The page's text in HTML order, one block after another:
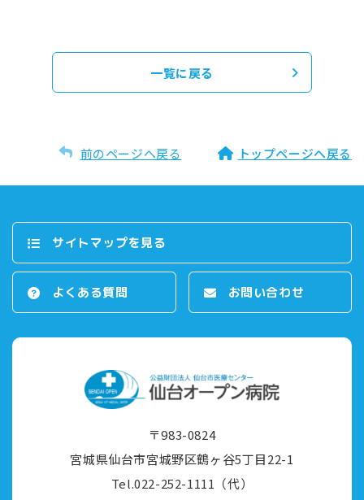
一覧に戻る
前のページへ戻る トップページへ戻る
サイトマップを⾒る
よくある質問 お問い合わせ
〒983-0824
宮城県仙台市宮城野区鶴ヶ⾕5丁⽬22-1
Tel.022-252-1111（代）